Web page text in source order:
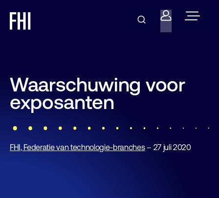
Waarschuwing voor
exposanten
FHI, Federatie van technologie-branches– 27 juli 2020